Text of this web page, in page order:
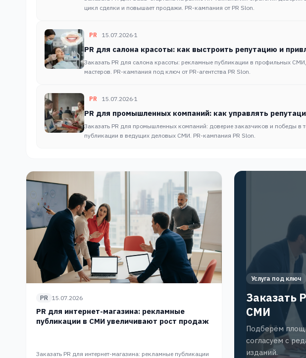
цикл сделки и повышает продажи. PR-кампания от PR Slon.
PR 15.07.2026·1
PR для салона красоты: как выстроить репутацию и
Заказать PR для салона красоты: рекламные публикации в профильных
мастеров. PR-кампания под ключ от PR-агентства PR Slon.
PR 15.07.2026·1
PR для промышленных компаний: как управлять
Заказать PR для промышленных компаний: доверие заказчиков и победы в
публикации в ведущих деловых СМИ. PR-кампания PR Slon.
PR 15.07.2026
PR для интернет-магазина: рекламные
публикации в СМИ увеличивают рост продаж
Заказать PR для интернет-магазина: рекламные публикации
Услуга под ключ
Заказать
СМИ
Подберём
согласуем с
изданий.